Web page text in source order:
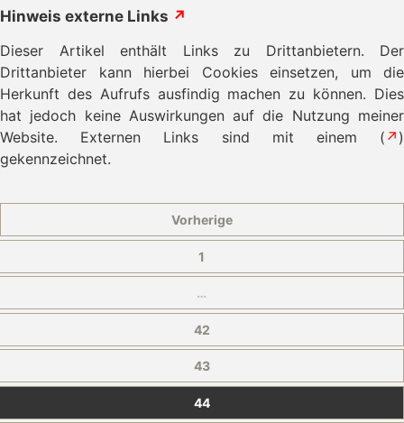
Hinweis externe Links ↗
Dieser Artikel enthält Links zu Drittanbietern. Der
Drittanbieter kann hierbei Cookies einsetzen, um die
Herkunft des Aufrufs ausfindig machen zu können. Dies
hat jedoch keine Auswirkungen auf die Nutzung meiner
Website. Externen Links sind mit einem ( ↗ )
gekennzeichnet.
Vorherige
1
…
42
43
44